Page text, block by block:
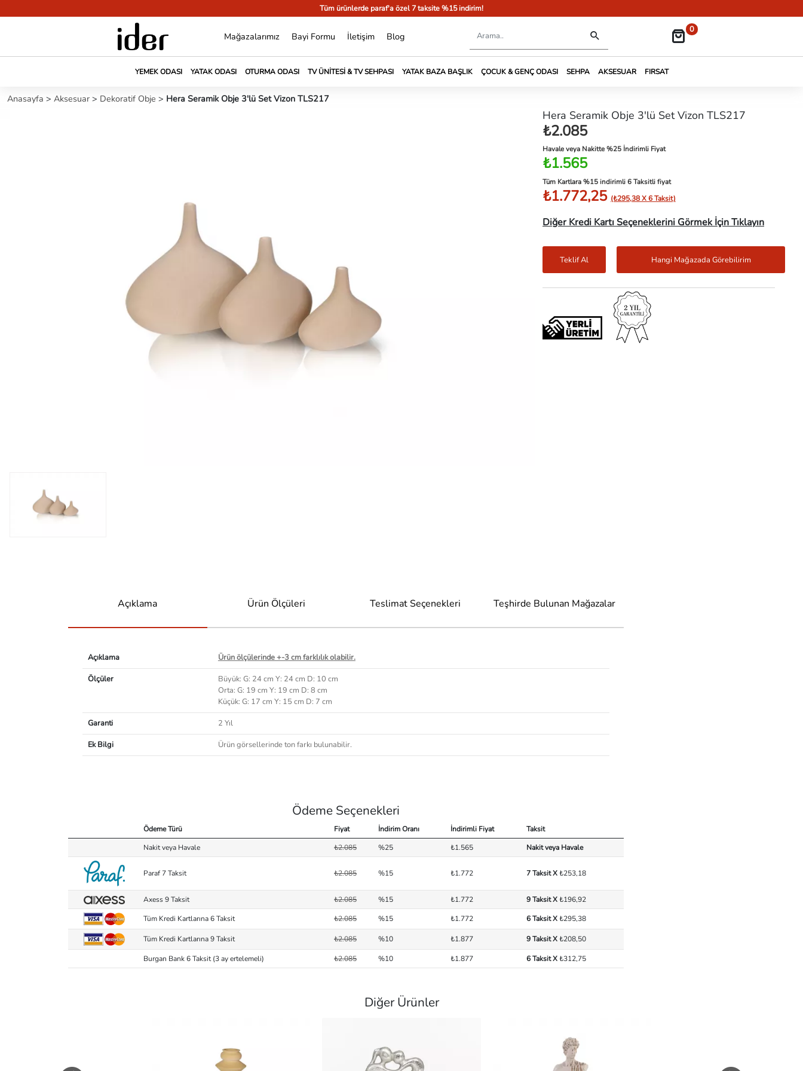
Tüm ürünlerde paraf'a özel 7 taksite %15 indirim!
Mağazalarımız Bayi Formu İletişim Blog
0
YEMEK ODASI YATAK ODASI OTURMA ODASI TV ÜNITESI & TV SEHPASI YATAK BAZA BAŞLIK ÇOCUK & GENÇ ODASI SEHPA AKSESUAR FIRSAT
Anasayfa > Aksesuar > Dekoratif Obje > Hera Seramik Obje 3'lü Set Vizon TLS217
Hera Seramik Obje 3'lü Set Vizon TLS217
₺2.085
Havale veya Nakitte %25 İndirimli Fiyat
₺1.565
Tüm Kartlara %15 indirimli 6 Taksitli fiyat
₺1.772,25 (₺295,38 X 6 Taksit)
Diğer Kredi Kartı Seçeneklerini Görmek İçin Tıklayın
Teklif Al Hangi Mağazada Görebilirim
Açıklama Ürün Ölçüleri Teslimat Seçenekleri Teşhirde Bulunan Mağazalar
Açıklama
Ürün ölçülerinde +-3 cm farklılık olabilir.
Ölçüler
Büyük: G: 24 cm Y: 24 cm D: 10 cm
Orta: G: 19 cm Y: 19 cm D: 8 cm
Küçük: G: 17 cm Y: 15 cm D: 7 cm
Garanti
2 Yıl
Ek Bilgi
Ürün görsellerinde ton farkı bulunabilir.
Ödeme Seçenekleri
Ödeme Türü Fiyat İndirim Oranı İndirimli Fiyat
Taksit
Nakit veya Havale
₺2.085 %25 ₺1.565 Nakit veya Havale
Paraf 7 Taksit ₺2.085 %15 ₺1.772 7 Taksit X₺253,18
Axess 9 Taksit ₺2.085 %15 ₺1.772 9 Taksit X₺196,92
Tüm Kredi Kartlarına 6 Taksit
₺2.085 %15 ₺1.772 6 Taksit X₺295,38
Tüm Kredi Kartlarına 9 Taksit ₺2.085 %10 ₺1.877 9 Taksit X₺208,50
Burgan Bank 6 Taksit (3 ay ertelemeli) ₺2.085 %10 ₺1.877 6 Taksit X₺312,75
Diğer Ürünler